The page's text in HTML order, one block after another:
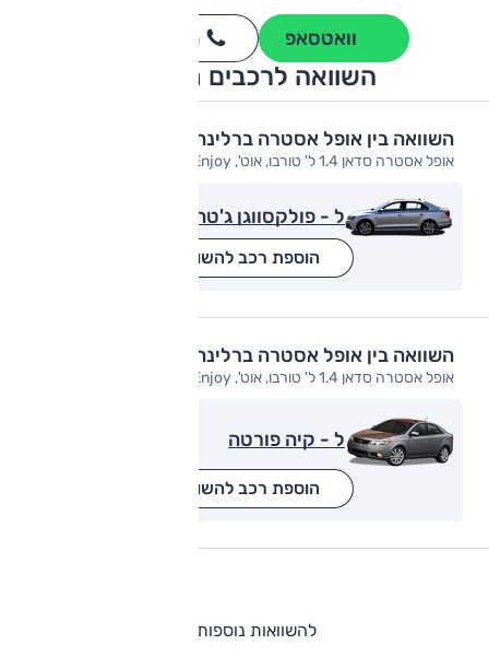
וואטסאפ חייגו
השוואה לרכבים מתחרים
השוואה בין אופל אסטרה ברלינה
אופל אסטרה סדאן 1.4 ל' טורבו, אוט', Enjoy
ל - פולקסווגן ג'טה
הוספת רכב להשוואה
השוואה בין אופל אסטרה ברלינה
אופל אסטרה סדאן 1.4 ל' טורבו, אוט', Enjoy
ל - קיה פורטה
הוספת רכב להשוואה
להשוואות נוספות